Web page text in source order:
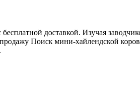
доставкой. Изучая
Поиск мини-хайлендской